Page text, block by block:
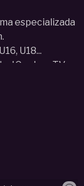
especializada
U18...